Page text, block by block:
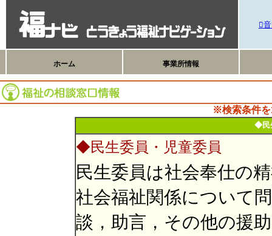
ホーム 事業所情報
※検索条件を
◆民
◆民生委員・児童委員
民生委員は社会奉仕の
社会福祉関係について
談，助言，その他の援